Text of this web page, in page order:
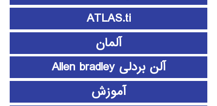
ATLAS.ti
آلمان
آلن بردلی Allen bradley
آموزش